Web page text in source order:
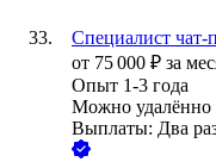
Специалист чат-
от 75 000 ₽ за
Опыт 1-3 года
Можно удалённо
Выплаты: Два